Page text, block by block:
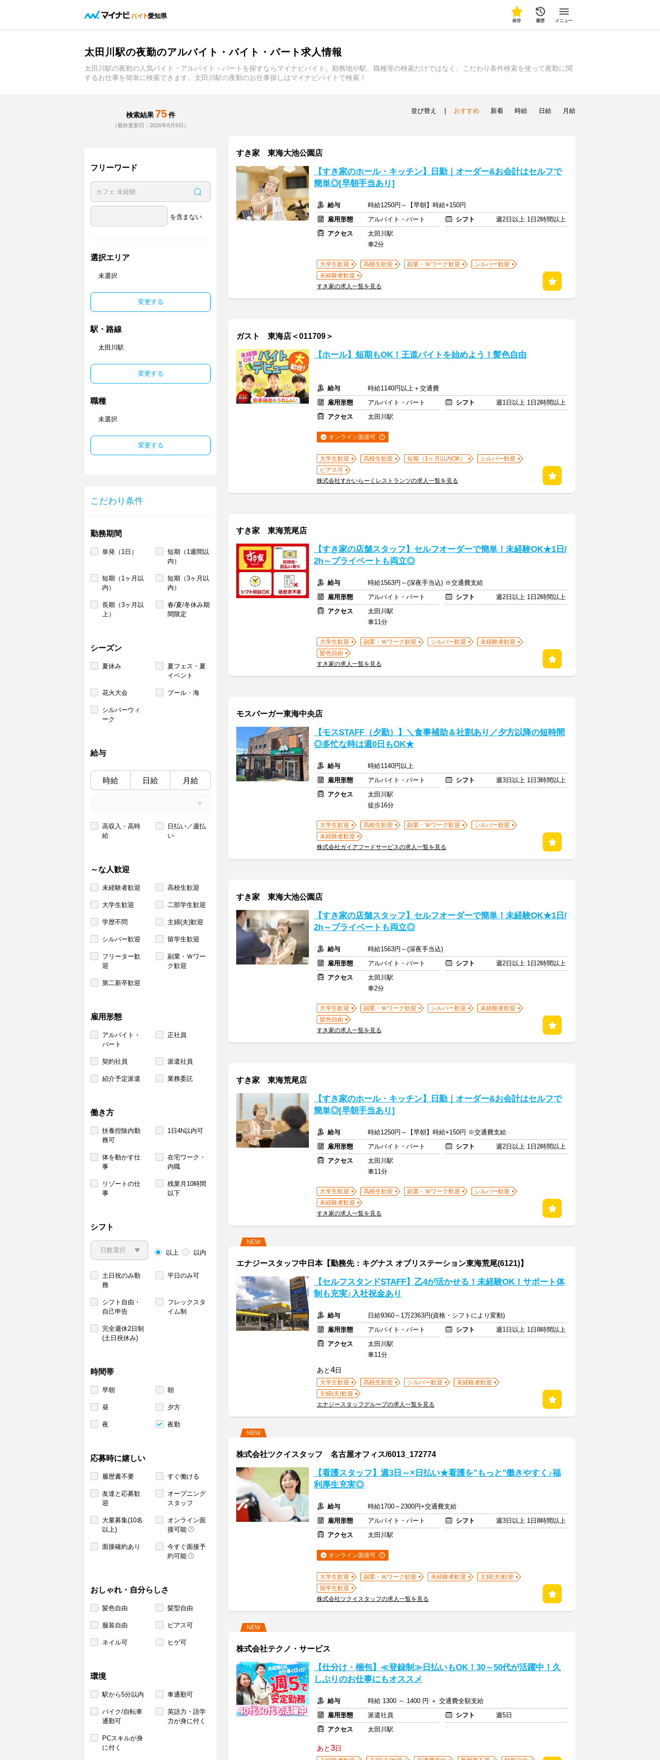
愛知県
保存 履歴 メニュー
太田川駅の夜勤のアルバイト・バイト・パート求人情報
太田川駅の夜勤の人気バイト・アルバイト・パートを探すならマイナビバイト。勤務地や駅、職種等の検索だけではなく、こだわり条件検索を使って夜勤に関
するお仕事を簡単に検索できます。太田川駅の夜勤のお仕事探しはマイナビバイトで検索！
検索結果 75 件
（最終更新日：2026年8月9日）
フリーワード
を含まない
選択エリア
未選択
変更する
駅・路線
太田川駅
変更する
職種
未選択
変更する
こだわり条件
勤務期間
単発（1日）
短期（1週間以
内）
短期（1ヶ月以
内）
短期（3ヶ月以
内）
長期（3ヶ月以
上）
春/夏/冬休み期
間限定
シーズン
夏休み
夏フェス・夏
イベント
花火大会 プール・海
シルバーウィ
ーク
給与
時給 日給 月給
高収入・高時
給
日払い／週払
い
～な人歓迎
未経験者歓迎 高校生歓迎
大学生歓迎 二部学生歓迎
学歴不問 主婦(夫)歓迎
シルバー歓迎 留学生歓迎
フリーター歓
迎
副業・Ｗワー
ク歓迎
第二新卒歓迎
雇用形態
アルバイト・
パート
正社員
契約社員 派遣社員
紹介予定派遣 業務委託
働き方
扶養控除内勤
務可
1日4h以内可
体を動かす仕
事
在宅ワーク・
内職
リゾートの仕
事
残業月10時間
以下
シフト
以上 以内
土日祝のみ勤
務
平日のみ可
シフト自由・
自己申告
フレックスタ
イム制
完全週休2日制
(土日祝休み)
時間帯
早朝 朝
昼 夕方
夜 夜勤
応募時に嬉しい
履歴書不要 すぐ働ける
友達と応募歓
迎
オープニング
スタッフ
大量募集(10名
以上)
オンライン面
接可能
面接確約あり
今すぐ面接予
約可能
おしゃれ・自分らしさ
髪色自由 髪型自由
服装自由 ピアス可
ネイル可 ヒゲ可
環境
駅から5分以内 車通勤可
バイク/自転車
通勤可
英語力・語学
力が身に付く
PCスキルが身
に付く
並び替え おすすめ 新着 時給 日給 月給
すき家 東海大池公園店
【すき家のホール・キッチン】日勤｜オーダー&お会計はセルフで
簡単◎[早朝手当あり]
給与
時給1250円～【早朝】時給+150円
雇用形態
アルバイト・パート シフト
週2日以上 1日2時間以上
アクセス
太田川駅
車2分
大学生歓迎 高校生歓迎 副業・Ｗワーク歓迎
シルバー歓迎
未経験者歓迎
すき家の求人一覧を見る
ガスト 東海店＜011709＞
【ホール】短期もOK！王道バイトを始めよう！髪色自由
給与
時給1140円以上＋交通費
雇用形態
アルバイト・パート シフト
週1日以上 1日2時間以上
アクセス
太田川駅
オンライン面接可
大学生歓迎 高校生歓迎 短期（1ヶ月以内OK）
シルバー歓迎
ピアス可
株式会社すかいらーくレストランツの求人一覧を見る
すき家 東海荒尾店
【すき家の店舗スタッフ】セルフオーダーで簡単！未経験OK★1日/
2h～プライベートも両立◎
給与
時給1563円～(深夜手当込) ※交通費支給
雇用形態
アルバイト・パート シフト
週2日以上 1日2時間以上
アクセス
太田川駅
車11分
大学生歓迎 副業・Ｗワーク歓迎 シルバー歓迎
未経験者歓迎
髪色自由
すき家の求人一覧を見る
モスバーガー東海中央店
【モスSTAFF（夕勤）】＼食事補助＆社割あり／夕方以降の短時間
◎多忙な時は週0日もOK★
給与
時給1140円以上
雇用形態
アルバイト・パート シフト
週3日以上 1日3時間以上
アクセス
太田川駅
徒歩16分
大学生歓迎 高校生歓迎 副業・Ｗワーク歓迎
シルバー歓迎
未経験者歓迎
株式会社ガイアフードサービスの求人一覧を見る
すき家 東海大池公園店
【すき家の店舗スタッフ】セルフオーダーで簡単！未経験OK★1日/
2h～プライベートも両立◎
給与
時給1563円～(深夜手当込)
雇用形態
アルバイト・パート シフト
週2日以上 1日2時間以上
アクセス
太田川駅
車2分
大学生歓迎 副業・Ｗワーク歓迎 シルバー歓迎
未経験者歓迎
髪色自由
すき家の求人一覧を見る
すき家 東海荒尾店
【すき家のホール・キッチン】日勤｜オーダー&お会計はセルフで
簡単◎[早朝手当あり]
給与
時給1250円～【早朝】時給+150円 ※交通費支給
雇用形態
アルバイト・パート シフト
週2日以上 1日2時間以上
アクセス
太田川駅
車11分
大学生歓迎 高校生歓迎 副業・Ｗワーク歓迎
シルバー歓迎
未経験者歓迎
すき家の求人一覧を見る
NEW
エナジースタッフ中日本【勤務先：キグナス オブリステーション東海荒尾(6121)】
【セルフスタンドSTAFF】乙4が活かせる！未経験OK！サポート体
制も充実♪入社祝金あり
給与
日給9360～1万2363円(資格・シフトにより変動)
雇用形態
アルバイト・パート シフト
週1日以上 1日8時間以上
アクセス
太田川駅
車11分
あと4日
大学生歓迎 高校生歓迎 シルバー歓迎
未経験者歓迎
主婦(夫)歓迎
エナジースタッフグループの求人一覧を見る
NEW
株式会社ツクイスタッフ 名古屋オフィス/6013_172774
【看護スタッフ】週3日～×日払い★看護を"もっと"働きやすく♪福
利厚生充実◎
給与
時給1700～2300円+交通費支給
雇用形態
アルバイト・パート シフト
週3日以上 1日8時間以上
アクセス
太田川駅
オンライン面接可
大学生歓迎 副業・Ｗワーク歓迎 未経験者歓迎
主婦(夫)歓迎
留学生歓迎
株式会社ツクイスタッフの求人一覧を見る
NEW
株式会社テクノ・サービス
【仕分け・梱包】≪登録制≫日払いもOK！30～50代が活躍中！久
しぶりのお仕事にもオススメ
給与
時給 1300 ～ 1400 円 ＋ 交通費全額支給
雇用形態
派遣社員 シフト
週5日
アクセス
太田川駅
あと3日